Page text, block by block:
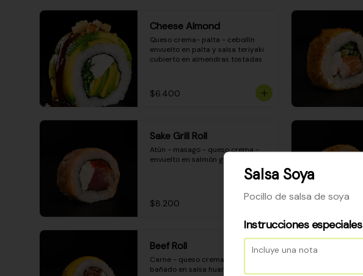
Cheese Almond
Queso crema- palta - cebollín
envuelto en palta y salsa teriyaki
cubierto en almendras tostadas
$6.400
Sake Grill Roll
Atún - masago - queso crema -
envuelto en salmón gratinado
$8.200
Beef Roll
Carne - queso crema - pimentón -
bañado en salsa huancaína
Salsa Soya
Pocillo de salsa de soya
Instrucciones especiales